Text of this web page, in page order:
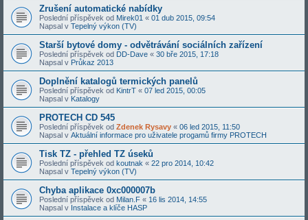
Zrušení automatické nabídky
Poslední příspěvek od Mirek01 « 01 dub 2015, 09:54
Napsal v Tepelný výkon (TV)
Starší bytové domy - odvětrávání sociálních zařízení
Poslední příspěvek od DD-Dave « 30 bře 2015, 17:18
Napsal v Průkaz 2013
Doplnění katalogů termických panelů
Poslední příspěvek od KintrT « 07 led 2015, 00:05
Napsal v Katalogy
PROTECH CD 545
Poslední příspěvek od Zdenek Rysavy « 06 led 2015, 11:50
Napsal v Aktuální informace pro uživatele progamů firmy PROTECH
Tisk TZ - přehled TZ úseků
Poslední příspěvek od koutnak « 22 pro 2014, 10:42
Napsal v Tepelný výkon (TV)
Chyba aplikace 0xc000007b
Poslední příspěvek od Milan.F « 16 lis 2014, 14:55
Napsal v Instalace a klíče HASP